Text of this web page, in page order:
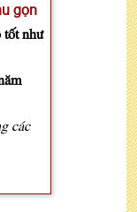
gọn
tốt như
các